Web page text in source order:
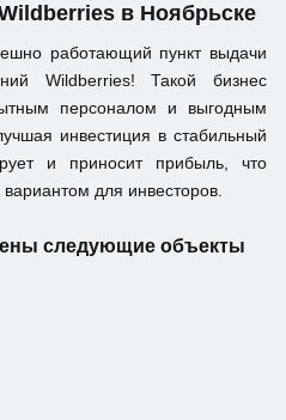
в Ноябрьске
работающий пункт выдачи
Wildberries! Такой бизнес
персоналом и выгодным
инвестиция в стабильный
и приносит прибыль, что
для инвесторов.
следующие объекты